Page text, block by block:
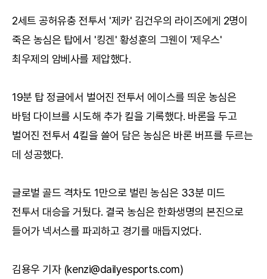
2세트 공허유충 전투서 '제카' 김건우의 라이즈에게 2명이
죽은 농심은 탑에서 '킹겐' 황성훈의 그웬이 '제우스'
최우제의 암베사를 제압했다.
19분 탑 정글에서 벌어진 전투서 에이스를 띄운 농심은
바텀 다이브를 시도해 추가 킬을 기록했다. 바론을 두고
벌어진 전투서 4킬을 쓸어 담은 농심은 바론 버프를 두르는
데 성공했다.
글로벌 골드 격차도 1만으로 벌린 농심은 33분 미드
전투서 대승을 거뒀다. 결국 농심은 한화생명의 본진으로
들어가 넥서스를 파괴하고 경기를 매듭지었다.
김용우 기자 (kenzi@dailyesports.com)